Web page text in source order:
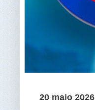
20 maio 2026